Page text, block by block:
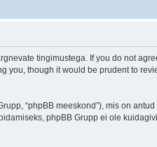
tingimustega. If you do not
you, though it would be prudent to
“phpBB meeskond”), mis on
phpBB Grupp ei ole